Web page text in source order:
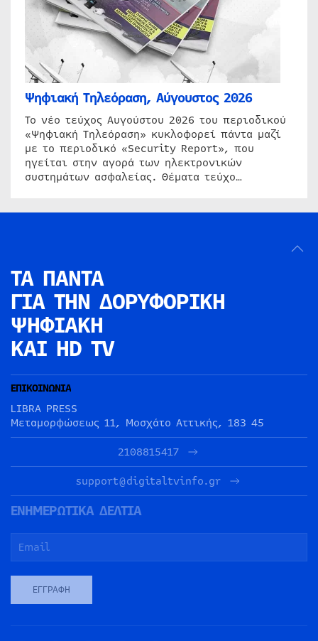
Ψηφιακή Τηλεόραση, Αύγουστος 2026
Το νέο τεύχος Αυγούστου 2026 του περιοδικού
«Ψηφιακή Τηλεόραση» κυκλοφορεί πάντα μαζί
με το περιοδικό «Security Report», που
ηγείται στην αγορά των ηλεκτρονικών
συστημάτων ασφαλείας. Θέματα τεύχο…
ΤΑ ΠΑΝΤΑ
ΓΙΑ ΤΗΝ ΔΟΡΥΦΟΡΙΚΗ
ΨΗΦΙΑΚΗ
ΚΑΙ HD TV
ΕΠΙΚΟΙΝΩΝΙΑ
LIBRA PRESS
Μεταμορφώσεως 11, Μοσχάτο Αττικής, 183 45
2108815417
support@digitaltvinfo.gr
ΕΝΗΜΕΡΩΤΙΚΑ ΔΕΛΤΙΑ
ΕΓΓΡΑΦΉ